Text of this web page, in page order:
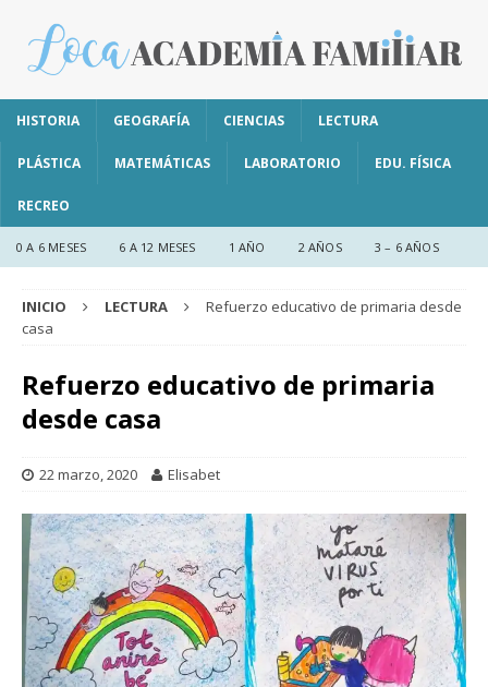
HISTORIA GEOGRAFÍA CIENCIAS LECTURA
PLÁSTICA MATEMÁTICAS LABORATORIO EDU. FÍSICA
RECREO
0 A 6 MESES 6 A 12 MESES 1 AÑO 2 AÑOS 3 – 6 AÑOS
INICIO LECTURA
Refuerzo educativo de primaria desde
casa
Refuerzo educativo de primaria
desde casa
22 marzo, 2020 Elisabet